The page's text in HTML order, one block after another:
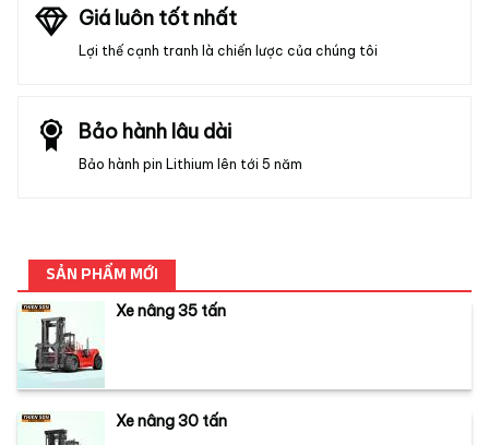
Giá luôn tốt nhất
Lợi thế cạnh tranh là chiến lược của chúng tôi
Bảo hành lâu dài
Bảo hành pin Lithium lên tới 5 năm
SẢN PHẨM MỚI
Xe nâng 35 tấn
Xe nâng 30 tấn